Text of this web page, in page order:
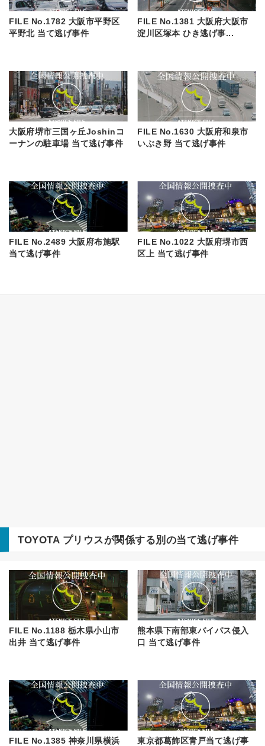
FILE No.1782 大阪市平野区
平野北 当て逃げ事件
FILE No.1381 大阪府大阪市
淀川区塚本 ひき逃げ事...
大阪府堺市三国ヶ丘Joshinコ
ーナンの駐車場 当て逃げ事件
FILE No.1630 大阪府和泉市
いぶき野 当て逃げ事件
FILE No.2489 大阪府布施駅
当て逃げ事件
FILE No.1022 大阪府堺市西
区上 当て逃げ事件
TOYOTA プリウスが関係する別の当て逃げ事件
FILE No.1188 栃木県小山市
出井 当て逃げ事件
熊本県下南部東バイパス侵入
口 当て逃げ事件
FILE No.1385 神奈川県横浜 東京都葛飾区青戸当て逃げ事